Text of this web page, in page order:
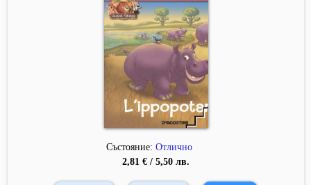
Състояние: Отлично
2,81 € / 5,50 лв.